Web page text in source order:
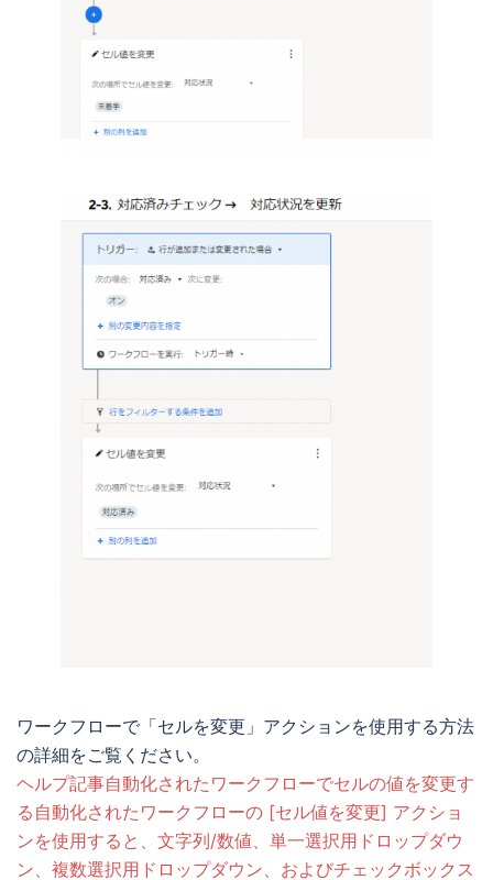
ワークフローで「セルを変更」アクションを使用する方法
の詳細をご覧ください。
ヘルプ記事自動化されたワークフローでセルの値を変更す
る自動化されたワークフローの [セル値を変更] アクショ
ンを使用すると、文字列/数値、単一選択用ドロップダウ
ン、複数選択用ドロップダウン、およびチェックボックス